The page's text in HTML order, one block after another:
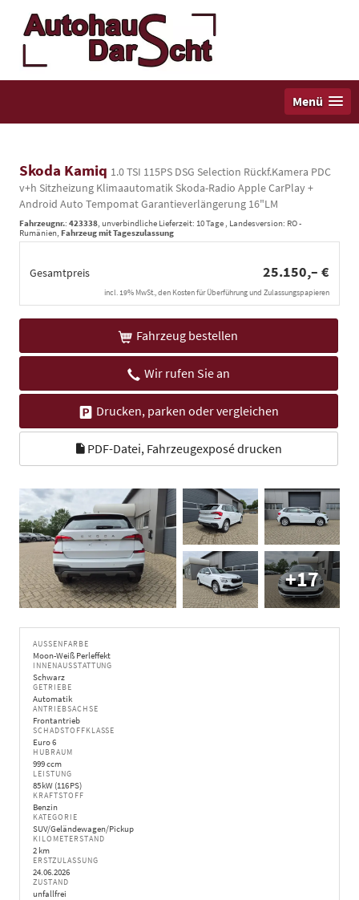
Menü
Skoda Kamiq 1.0 TSI 115PS DSG Selection Rückf.Kamera PDC
v+h Sitzheizung Klimaautomatik Skoda-Radio Apple CarPlay +
Android Auto Tempomat Garantieverlängerung 16"LM
Fahrzeugnr.: 423338 , unverbindliche Lieferzeit: 10 Tage , Landesversion: RO -
Rumänien, Fahrzeug mit Tageszulassung
Gesamtpreis 25.150,– €
incl. 19% MwSt., den Kosten für Überführung und Zulassungspapieren
Fahrzeug bestellen
Wir rufen Sie an
Drucken, parken oder vergleichen
PDF-Datei, Fahrzeugexposé drucken
+17
AUSSENFARBE
Moon-Weiß Perleffekt
INNENAUSSTATTUNG
Schwarz
GETRIEBE
Automatik
ANTRIEBSACHSE
Frontantrieb
SCHADSTOFFKLASSE
Euro 6
HUBRAUM
999 ccm
LEISTUNG
85 kW (116 PS)
KRAFTSTOFF
Benzin
KATEGORIE
SUV/Geländewagen/Pickup
KILOMETERSTAND
2 km
ERSTZULASSUNG
24.06.2026
ZUSTAND
unfallfrei